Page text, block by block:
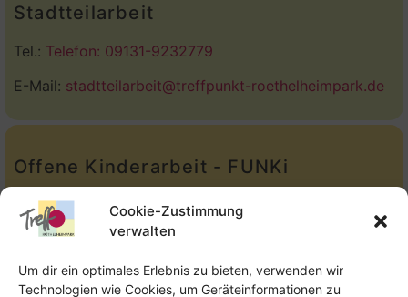
Cookie-Zustimmung
verwalten
Um dir ein optimales Erlebnis zu bieten, verwenden wir
Technologien wie Cookies, um Geräteinformationen zu
Stadtteilarbeit
Tel.: Telefon: 09131-9232779
E-Mail: stadtteilarbeit@treffpunkt-roethelheimpark.de
Offene Kinderarbeit - FUNKi
Tel.:Telefon: 09131-610749
E-Mail:oka@treffpunkt-roethelheimpark.de